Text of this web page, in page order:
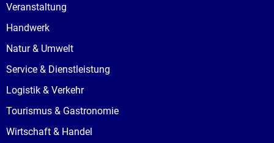
Veranstaltung
Handwerk
Natur & Umwelt
Service & Dienstleistung
Logistik & Verkehr
Tourismus & Gastronomie
Wirtschaft & Handel